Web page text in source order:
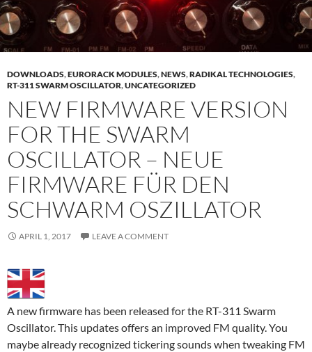
DOWNLOADS,EURORACK MODULES,NEWS,RADIKAL TECHNOLOGIES,
RT-311 SWARM OSCILLATOR,UNCATEGORIZED
NEW FIRMWARE VERSION
FOR THE SWARM
OSCILLATOR – NEUE
FIRMWARE FÜR DEN
SCHWARM OSZILLATOR
APRIL 1, 2017 LEAVE A COMMENT
A new firmware has been released for the RT-311 Swarm
Oscillator. This updates offers an improved FM quality. You
maybe already recognized tickering sounds when tweaking FM